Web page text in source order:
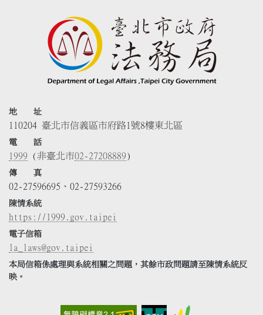
地 址
110204 臺北市信義區市府路1號8樓東北區
電 話
1999 (非臺北市02-27208889)
傳 真
02-27596695、02-27593266
陳情系統
https://1999.gov.taipei
電子信箱
la_laws@gov.taipei
本局信箱係處理與系統相關之問題，其餘市政問題請至陳情系統反
映。